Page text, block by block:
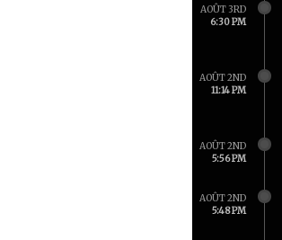
AOÛT 3RD
6:30 PM
AOÛT 2ND
11:14 PM
AOÛT 2ND
5:56 PM
AOÛT 2ND
5:48 PM